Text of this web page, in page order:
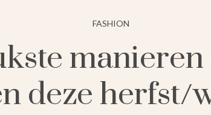
FASHION
manieren
deze herfst/